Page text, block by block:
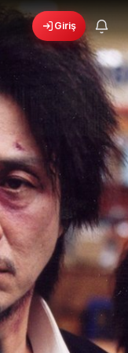
Giriş
fırsat! Bonusları gör›
İzle,